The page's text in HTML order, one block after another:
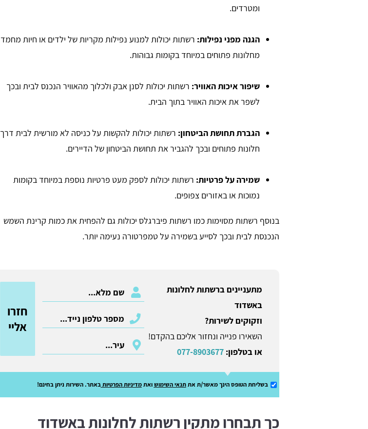
ומטרדים.
הגנה מפני נפילות: רשתות יכולות למנוע נפילות מקריות של ילדים או חיות מחמד
מחלונות פתוחים במיוחד בקומות גבוהות.
שיפור איכות האוויר: רשתות יכולות לסנן אבק ולכלוך מהאוויר הנכנס לבית ובכך
לשפר את איכות האוויר בתוך הבית.
הגברת תחושת הביטחון: רשתות יכולות להקשות על כניסה לא מורשית לבית דרך
חלונות פתוחים ובכך להגביר את תחושת הביטחון של הדיירים.
שמירה על פרטיות: רשתות יכולות לספק מעט פרטיות נוספת במיוחד בקומות
נמוכות או באזורים צפופים.
בנוסף רשתות מסוימות כמו רשתות פיברגלס יכולות גם להפחית את כמות קרינת השמש
הנכנסת לבית ובכך לסייע בשמירה על טמפרטורה נעימה יותר.
מתעניינים ברשתות לחלונות
באשדוד
וזקוקים לשירות?
השאירו פנייה ונחזור אליכם בהקדם!
או בטלפון:077-8903677
חזרו
אליי
בשליחת הטופס הינך מאשר/ת אתתנאי השימושואתמדיניות הפרטיות באתר. השירות ניתן בחינם!
כך תבחרו מתקין רשתות לחלונות באשדוד